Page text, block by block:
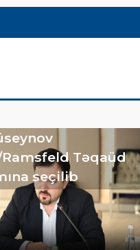
Ramsfeld Təqaüd
seçilib